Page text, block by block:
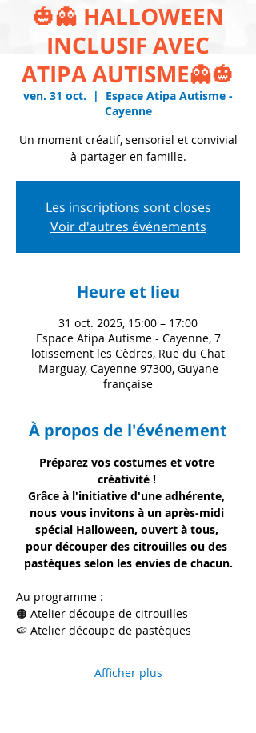
🎃👻 HALLOWEEN
INCLUSIF AVEC
ATIPA AUTISME👻🎃
ven. 31 oct.
  |
Espace Atipa Autisme -
Cayenne
Un moment créatif, sensoriel et convivial
à partager en famille.
Les inscriptions sont closes
Voir d'autres événements
Heure et lieu
31 oct. 2025, 15:00 – 17:00
Espace Atipa Autisme - Cayenne, 7
lotissement les Cèdres, Rue du Chat
Marguay, Cayenne 97300, Guyane
française
À propos de l'événement
Préparez vos costumes et votre
créativité !
Grâce à l'initiative d'une adhérente,
nous vous invitons à un après-midi
spécial Halloween, ouvert à tous,
pour découper des citrouilles ou des
pastèques selon les envies de chacun.
Au programme :
🟠 Atelier découpe de citrouilles
🍉 Atelier découpe de pastèques
Afficher plus